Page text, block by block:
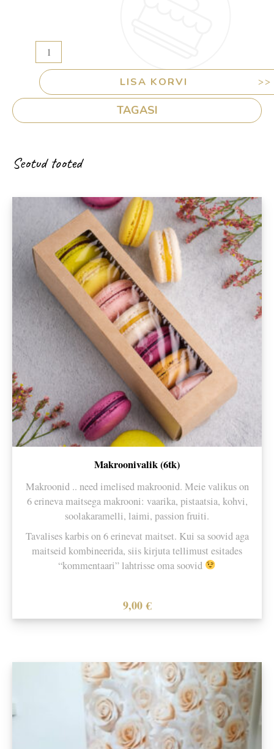
Vastlakukkel
LISA KORVI
TAGASI
Seotud tooted
Makroonivalik (6tk)
Makroonid .. need imelised makroonid. Meie valikus on
6 erineva maitsega makrooni: vaarika, pistaatsia, kohvi,
soolakaramelli, laimi, passion fruiti.
Tavalises karbis on 6 erinevat maitset. Kui sa soovid aga
maitseid kombineerida, siis kirjuta tellimust esitades
“kommentaari” lahtrisse oma soovid
9,00€